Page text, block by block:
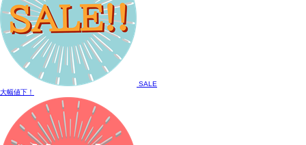
SALE
大幅値下！